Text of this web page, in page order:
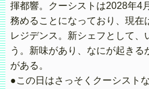
揮都響。クーシストは2028年4
務めることになっており、現在
レジデンス。新シェフとして、
う。新味があり、なにが起き
がある。
●この日はさっそくクーシスト